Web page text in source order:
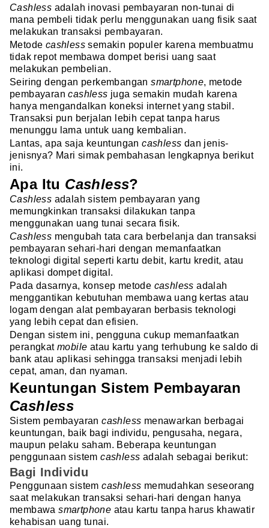
Cashless adalah inovasi pembayaran non-tunai di
mana pembeli tidak perlu menggunakan uang fisik saat
melakukan transaksi pembayaran.
Metode cashless semakin populer karena membuatmu
tidak repot membawa dompet berisi uang saat
melakukan pembelian.
Seiring dengan perkembangan smartphone, metode
pembayarancashless juga semakin mudah karena
hanya mengandalkan koneksi internet yang stabil.
Transaksi pun berjalan lebih cepat tanpa harus
menunggu lama untuk uang kembalian.
Lantas, apa saja keuntungan cashless dan jenis-
jenisnya? Mari simak pembahasan lengkapnya berikut
ini.
Apa Itu Cashless?
Cashless adalah sistem pembayaran yang
memungkinkan transaksi dilakukan tanpa
menggunakan uang tunai secara fisik.
Cashless mengubah tata cara berbelanja dan transaksi
pembayaran sehari-hari dengan memanfaatkan
teknologi digital seperti kartu debit, kartu kredit, atau
aplikasi dompet digital.
Pada dasarnya, konsep metode cashless adalah
menggantikan kebutuhan membawa uang kertas atau
logam dengan alat pembayaran berbasis teknologi
yang lebih cepat dan efisien.
Dengan sistem ini, pengguna cukup memanfaatkan
perangkatmobile atau kartu yang terhubung ke saldo di
bank atau aplikasi sehingga transaksi menjadi lebih
cepat, aman, dan nyaman.
Keuntungan Sistem Pembayaran
Cashless
Sistem pembayarancashless menawarkan berbagai
keuntungan, baik bagi individu, pengusaha, negara,
maupun pelaku saham. Beberapa keuntungan
penggunaan sistemcashless adalah sebagai berikut:
Bagi Individu
Penggunaan sistemcashless memudahkan seseorang
saat melakukan transaksi sehari-hari dengan hanya
membawasmartphone atau kartu tanpa harus khawatir
kehabisan uang tunai.